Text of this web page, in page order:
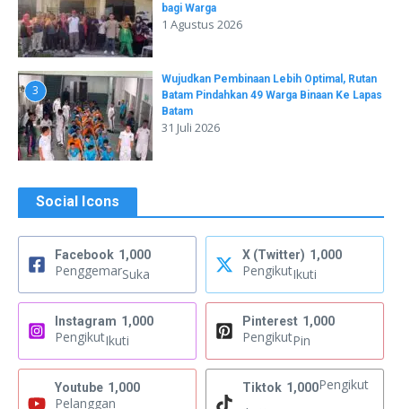
bagi Warga
1 Agustus 2026
3
Wujudkan Pembinaan Lebih Optimal, Rutan
Batam Pindahkan 49 Warga Binaan Ke Lapas
Batam
31 Juli 2026
Social Icons
Facebook 1,000
PenggemarSuka
X (Twitter) 1,000
PengikutIkuti
Instagram 1,000
PengikutIkuti
Pinterest 1,000
PengikutPin
Youtube 1,000
Pelanggan
Tiktok 1,000Pengikut